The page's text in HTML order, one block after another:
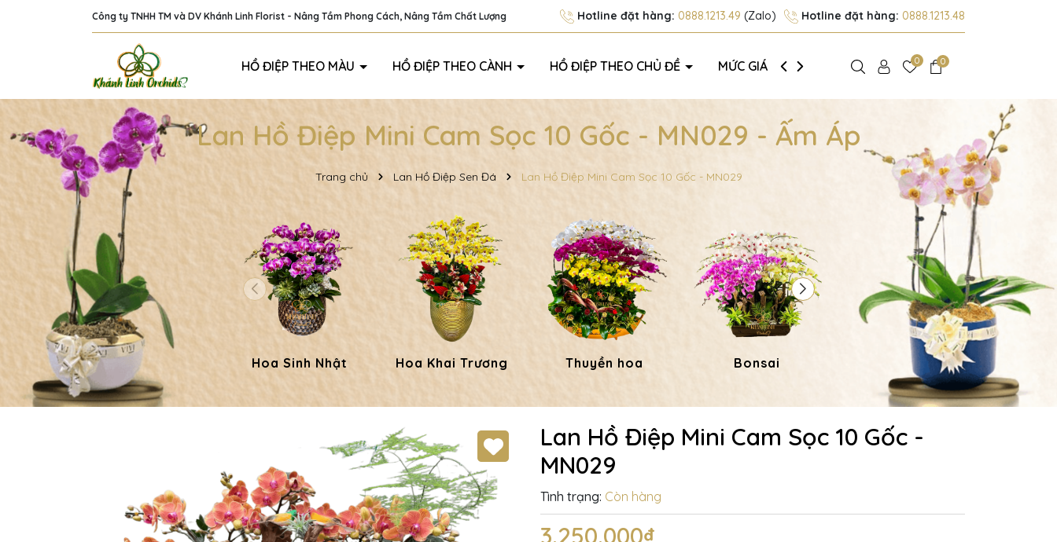
Công ty TNHH TM và DV Khánh Linh Florist - Nâng Tầm Phong Cách, Nâng Tầm Chất Lượng Hotline đặt hàng: 0888.1213.49 (Zalo) Hotline đặt hàng: 0888.1213.48
HỒ ĐIỆP THEO MÀU HỒ ĐIỆP THEO CÀNH HỒ ĐIỆP THEO CHỦ ĐỀ MỨC GIÁ GIỚI THIỆU 0 0
Lan Hồ Điệp Mini Cam Sọc 10 Gốc - MN029 - Ấm Áp
Trang chủ Lan Hồ Điệp Sen Đá Lan Hồ Điệp Mini Cam Sọc 10 Gốc - MN029
Hoa Sinh Nhật Hoa Khai Trương Thuyền hoa Bonsai Hoa Dâng Phật
Lan Hồ Điệp Mini Cam Sọc 10 Gốc -
MN029
Tình trạng: Còn hàng
3.250.000₫